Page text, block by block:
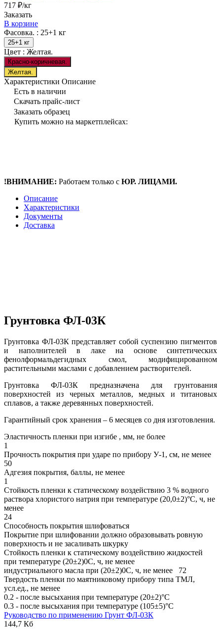
717 ₽/кг
Заказать
В корзине
Фасовка. : 25+1 кг
25+1 кг
Цвет : Желтая.
Красно-коричневая.
Желтая.
Характеристики Описание
Есть в наличии
Скачать прайс-лист
Заказать образец
Купить можно на маркетплейсах:
!ВНИМАНИЕ: Работаем только с ЮР. ЛИЦАМИ.
Описание
Характеристики
Документы
Доставка
Грунтовка ФЛ-03К
Грунтовка ФЛ-03К представляет собой суспензию пигментов
и наполнителей в лаке на основе синтетических
фенолформальдегидных смол, модифицированном
растительными маслами с добавлением растворителей.
Грунтовка ФЛ-03К предназначена для грунтования
поверхностей из черных металлов, медных и титановых
сплавов, а также деревянных поверхностей.
Гарантийный срок хранения – 6 месяцев со дня изготовления.
Эластичность пленки при изгибе , мм, не более
1
Прочность покрытия при ударе по прибору У-1, см, не менее
50
Адгезия покрытия, баллы, не менее
1
Стойкость пленки к статическому воздействию 3 % водного
раствора хлористого натрия при температуре (20,0±2)°С, ч, не
менее
24
Способность покрытия шлифоваться
Покрытие при шлифовании должно образовывать ровную
поверхность и не засаливать шкурку
Стойкость пленки к статическому воздействию жидкостей
при температуре (20±2)0С, ч, не менее
индустриального масла при (20±2)0С, ч, не менее 72
Твердость пленки по маятниковому прибору типа ТМЛ,
усл.ед., не менее
0.2 - после высыхания при температуре (20±2)°С
0.3 - после высыхания при температуре (105±5)°С
Руководство по применению Грунт ФЛ-03К
144,7 Кб